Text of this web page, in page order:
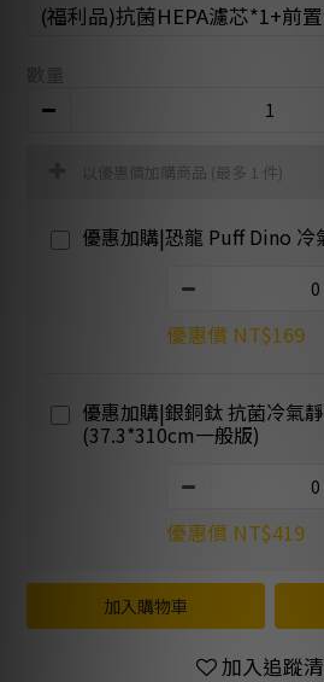
(福利品)抗菌HEPA濾芯*1+前
以優惠價加購商品 (最多 1 件)
優惠加購|恐龍 Puff Dino 冷
優惠價 NT$169
優惠加購|銀銅鈦 抗菌冷氣
(37.3*310cm一般版)
優惠價 NT$419
加入購物車
加入追蹤